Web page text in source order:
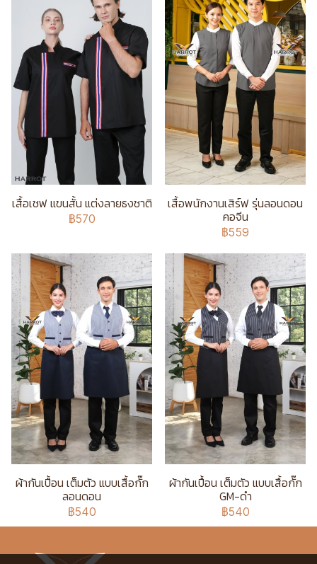
เสื้อเชฟ แขนสั้น แต่งลายธงชาติ
฿570
เสื้อพนักงานเสิร์ฟ รุ่นลอนดอน
คอจีน
฿559
ผ้ากันเปื้อน เต็มตัว แบบเสื้อกั๊ก
ลอนดอน
฿540
ผ้ากันเปื้อน เต็มตัว แบบเสื้อกั๊ก
GM-ดำ
฿540